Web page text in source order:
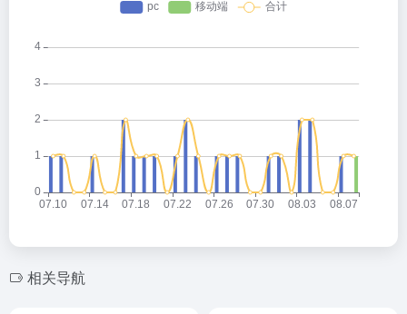
相关导航